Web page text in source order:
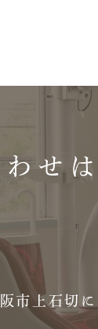
せは
市上石切に